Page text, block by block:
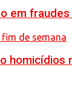
em fraudes
homicídios